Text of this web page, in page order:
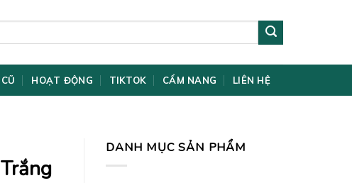
HOẠT ĐỘNG TIKTOK CẨM NANG LIÊN HỆ
DANH MỤC SẢN PHẨM